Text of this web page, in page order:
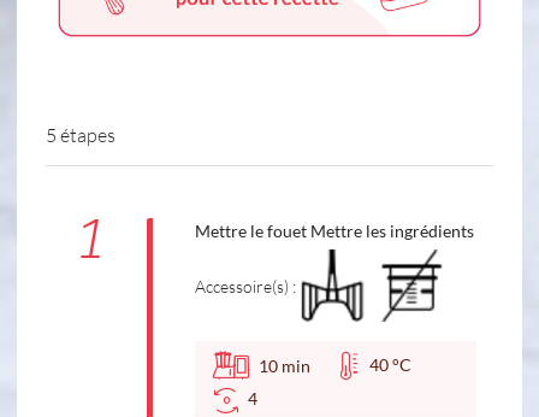
5 étapes
1 Mettre le fouet Mettre les ingrédients
Accessoire(s) :
10 min
40 °C
4